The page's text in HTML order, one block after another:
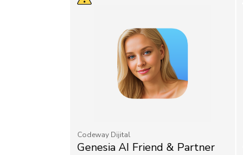
Codeway Dijital
Genesia AI Friend & Partner